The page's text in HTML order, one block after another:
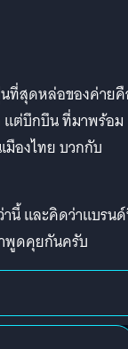
ที่สุดหล่อของค่าย
แต่บึกบึน ที่มาพร้อม
องไทย บวกกับ
นี้ และคิดว่าแบรน
พูดคุยกันครับ